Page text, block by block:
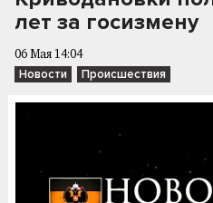
лет за госизмену
06 Мая 14:04
Новости Происшествия